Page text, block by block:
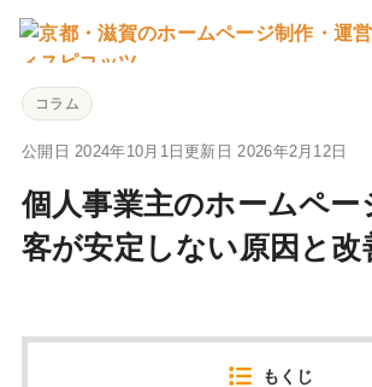
コラム
公開日 2024年10月1日更新日 2026年2月12日
個人事業主のホームペー
客が安定しない原因と改
もくじ